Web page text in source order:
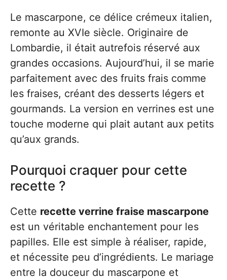
Le mascarpone, ce délice crémeux italien,
remonte au XVIe siècle. Originaire de
Lombardie, il était autrefois réservé aux
grandes occasions. Aujourd’hui, il se marie
parfaitement avec des fruits frais comme
les fraises, créant des desserts légers et
gourmands. La version en verrines est une
touche moderne qui plait autant aux petits
qu’aux grands.
Pourquoi craquer pour cette
recette ?
Cette recette verrine fraise mascarpone
est un véritable enchantement pour les
papilles. Elle est simple à réaliser, rapide,
et nécessite peu d’ingrédients. Le mariage
entre la douceur du mascarpone et